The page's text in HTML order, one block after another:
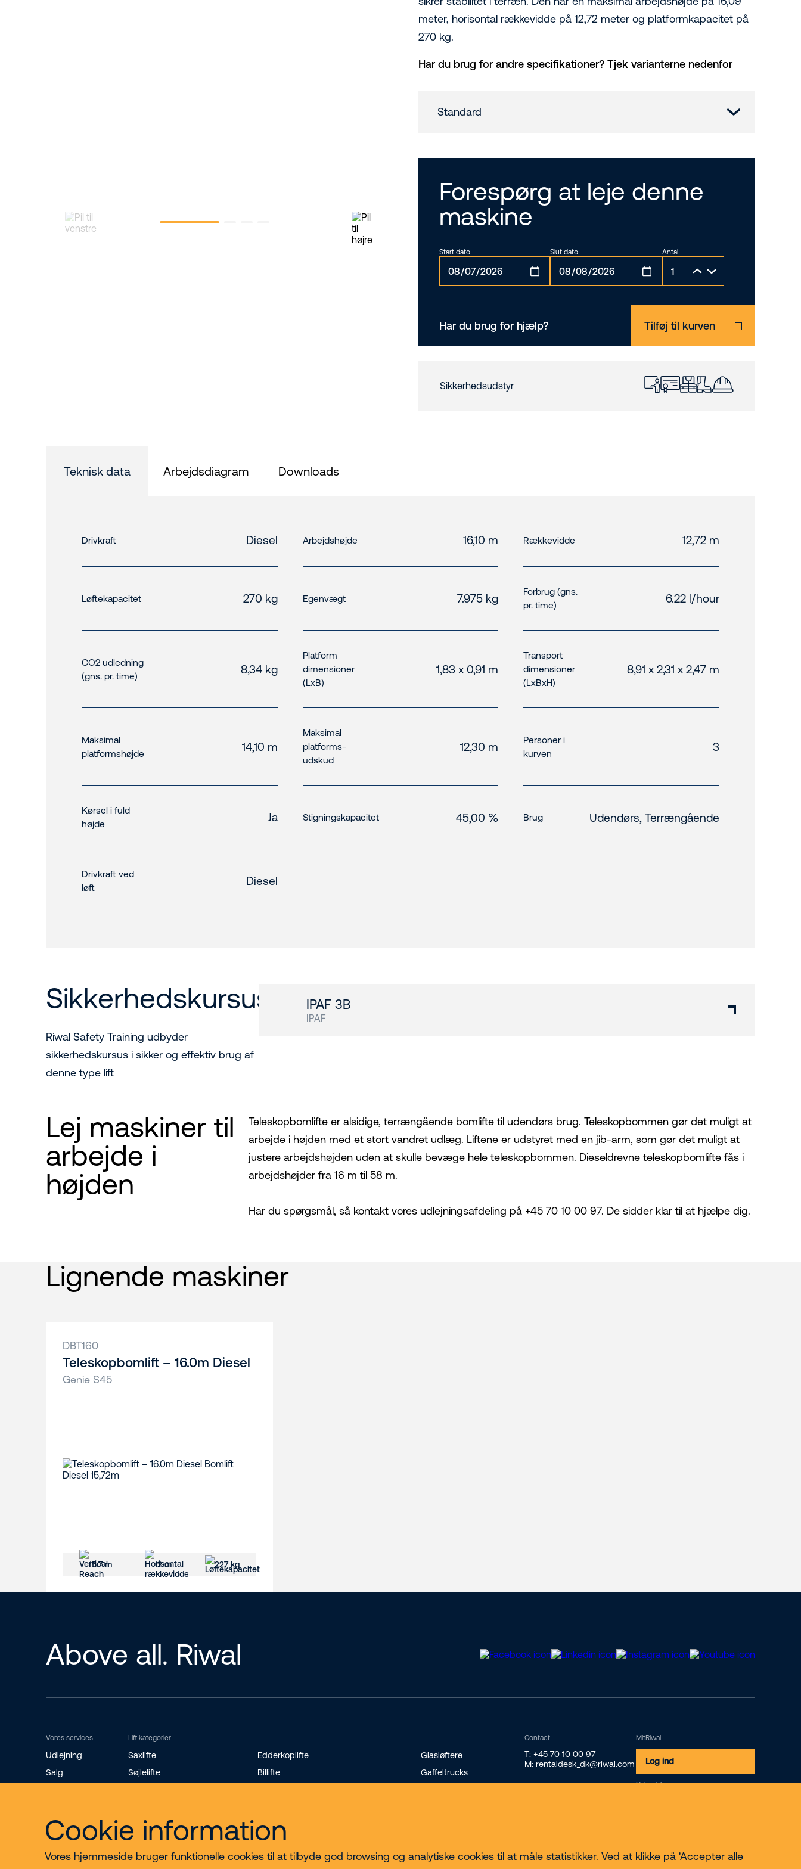
Cookie information
Vores hjemmeside bruger funktionelle cookies til at tilbyde god browsing og analytiske cookies til at måle statistikker. Ved at klikke på 'Accepter alle
meter, horisontal rækkevidde på 12,72 meter og platformkapacitet på
270 kg.
Har du brug for andre specifikationer? Tjek varianterne nedenfor
Standard
Forespørg at leje denne
maskine
Start dato Slut dato Antal
Har du brug for hjælp? Tilføj til kurven
Sikkerhedsudstyr
Teknisk data Arbejdsdiagram Downloads
Drivkraft Diesel Arbejdshøjde 16,10 m Rækkevidde 12,72 m
Løftekapacitet 270 kg Egenvægt 7.975 kg
Forbrug (gns.
pr. time)
6.22 l/hour
CO2 udledning
(gns. pr. time)
8,34 kg
Platform
dimensioner
(LxB)
1,83 x 0,91 m
Transport
dimensioner
(LxBxH)
8,91 x 2,31 x 2,47 m
Maksimal
platformshøjde
14,10 m
Maksimal
platforms-
udskud
12,30 m
Personer i
kurven
3
Kørsel i fuld
højde
Ja Stigningskapacitet 45,00 % Brug Udendørs, Terrængående
Drivkraft ved
løft
Diesel
Sikkerhedskursus
Riwal Safety Training udbyder
sikkerhedskursus i sikker og effektiv brug af
denne type lift
IPAF 3B
IPAF
Lej maskiner til
arbejde i
højden
Teleskopbomlifte er alsidige, terrængående bomlifte til udendørs brug. Teleskopbommen gør det muligt at
arbejde i højden med et stort vandret udlæg. Liftene er udstyret med en jib-arm, som gør det muligt at
justere arbejdshøjden uden at skulle bevæge hele teleskopbommen. Dieseldrevne teleskopbomlifte fås i
arbejdshøjder fra 16 m til 58 m.
Har du spørgsmål, så kontakt vores udlejningsafdeling på +45 70 10 00 97. De sidder klar til at hjælpe dig.
Lignende maskiner
DBT160
Teleskopbomlift – 16.0m Diesel
Genie S45
15.7 m 12 m 227 kg
Above all. Riwal
Vores services
Udlejning
Salg
Lift kategorier
Saxlifte
Søjlelifte
Bæltelifte
Edderkoplifte
Billifte
Minikraner
Glasløftere
Gaffeltrucks
Contact
T: +45 70 10 00 97
M: rentaldesk_dk@riwal.com
MitRiwal
Log ind
Nyhedsbrev